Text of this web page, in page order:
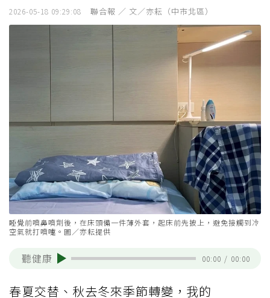
2026-05-18 09:29:08 聯合報 ／ 文／亦耘（中市北區）
睡覺前噴鼻噴劑後，在床頭備一件薄外套，起床前先披上，避免接觸到冷
空氣就打噴嚏。圖／亦耘提供
聽健康 00:00 / 00:00
春夏交替、秋去冬來季節轉變，我的